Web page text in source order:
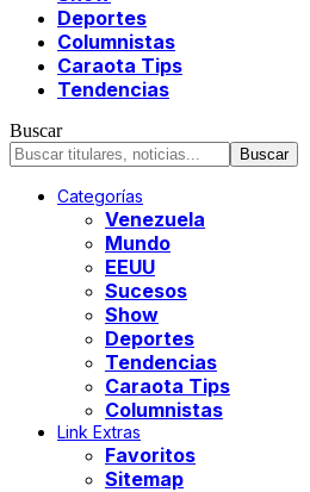
Deportes
Columnistas
Caraota Tips
Tendencias
Buscar
Categorías
Venezuela
Mundo
EEUU
Sucesos
Show
Deportes
Tendencias
Caraota Tips
Columnistas
Link Extras
Favoritos
Sitemap